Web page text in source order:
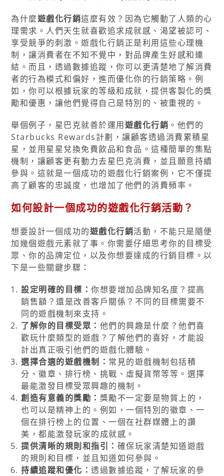
為什麼遊戲化行銷這麼有效？因為它觸動了人類的心
理需求。人們天生就喜歡追求成就感、渴望被認可、
享受競爭的刺激。遊戲化行銷正是利用這些心理機
制，讓消費者在不知不覺中，對品牌產生好感和連
結。而且，透過數據追蹤，你可以更清楚地了解消費
者的行為模式和偏好，進而優化你的行銷策略。例
如，你可以根據玩家的等級和成就，提供客製化的獎
勵和優惠，讓他們覺得自己是特別的、被重視的。
舉個例子，星巴克就善於運用遊戲化行銷 。他們的
Starbucks Rewards計劃，讓顧客透過消費累積星
星，並用星星兌換免費飲品和食品。這種簡單的集點
機制，讓顧客更有動力去星巴克消費，並且願意持續
參與。這就是一個成功的遊戲化行銷案例，它不僅提
高了顧客的忠誠度，也增加了他們的消費頻率。
如何設計一個成功的遊戲化行銷活動？
想要設計一個成功的遊戲化行銷活動，不能只是隨便
加幾個遊戲元素就了事。你需要仔細思考你的目標受
眾、你的品牌定位，以及你想要達成的行銷目標。以
下是一些關鍵步驟：
設定明確的目標：你想要增加品牌知名度？提高
銷售額？還是改善客戶關係？不同的目標需要不
同的遊戲機制來支持。
了解你的目標受眾： 他們的興趣是什麼？他們喜
歡玩什麼類型的遊戲？了解他們的喜好，才能設
計出真正吸引他們的遊戲化體驗。
選擇合適的遊戲機制： 常見的遊戲機制包括積
分、徽章、排行榜、挑戰、虛擬貨幣等等。選擇
最能激發目標受眾興趣的機制。
創造有意義的獎勵： 獎勵不一定要是物質上的，
也可以是精神上的。例如，一個特別的徽章、一
個在排行榜上的位置、一個在社群媒體上的讚
美，都能激發玩家的成就感。
提供清晰的規則和指引： 確保玩家清楚知道遊戲
的規則和目標，並且知道如何參與。
持續追蹤和優化：透過數據追蹤，了解玩家的參